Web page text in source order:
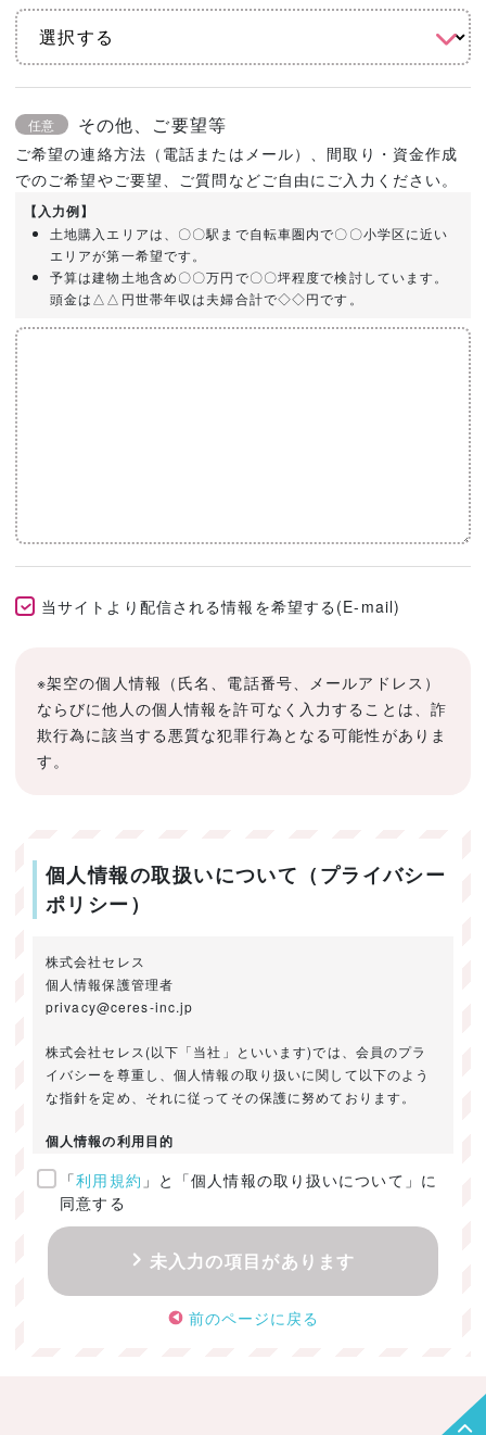
任意 その他、ご要望等
ご希望の連絡方法（電話またはメール）、間取り・資金作成
でのご希望やご要望、ご質問などご自由にご入力ください。
【入力例】
土地購入エリアは、〇〇駅まで自転車圏内で〇〇小学区に近い
エリアが第一希望です。
予算は建物土地含め〇〇万円で〇〇坪程度で検討しています。
頭金は△△円世帯年収は夫婦合計で◇◇円です。
当サイトより配信される情報を希望する(E-mail)
※架空の個人情報（氏名、電話番号、メールアドレス）
ならびに他人の個人情報を許可なく入力することは、詐
欺行為に該当する悪質な犯罪行為となる可能性がありま
す。
個人情報の取扱いについて（プライバシー
ポリシー）
株式会社セレス
個人情報保護管理者
privacy@ceres-inc.jp
株式会社セレス(以下「当社」といいます)では、会員のプラ
イバシーを尊重し、個人情報の取り扱いに関して以下のよう
な指針を定め、それに従ってその保護に努めております。
個人情報の利用目的
ご提供いただきました個人情報は、以下のためにのみ利用い
たします。
・お問い合わせに対する回答及び資料送付のご連絡
・当社のお客様向けサービスの提供
・本人確認
・サービスの開発・改善のための分析
「利用規約 」と「個人情報の取り扱いについて」に
同意する
未入力の項目があります
前のページに戻る